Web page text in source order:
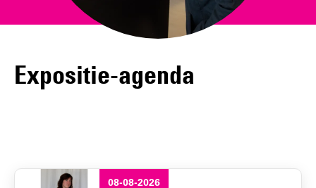
Expositie-agenda
08-08-2026